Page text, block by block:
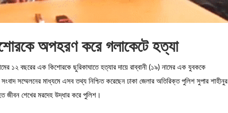
অপহরণ করে গলাকেটে হত্যা
১২ বছরের এক কিশোরকে ছুরিকাঘাতে হত্যার দায়ে রাব্বানী (১৯) নামের এক যুবককে
সম্মেলনের মাধ্যমে এসব তথ্য নিশ্চিত করেছেন ঢাকা জেলার অতিরিক্ত পুলিশ সুপার শাহীনুর
শেখের মরদেহ উদ্ধার করে পুলিশ।